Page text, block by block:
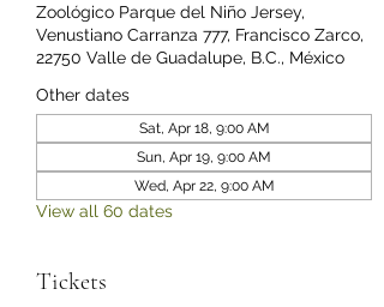
Zoológico Parque del Niño Jersey,
Venustiano Carranza 777, Francisco Zarco,
22750 Valle de Guadalupe, B.C., México
Other dates
Sat, Apr 18, 9:00 AM
Sun, Apr 19, 9:00 AM
Wed, Apr 22, 9:00 AM
View all 60 dates
Tickets